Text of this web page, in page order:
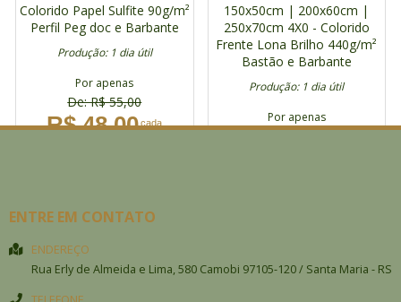
Colorido Papel Sulfite 90g/m²
Perfil Peg doc e Barbante
Produção: 1 dia útil
Por apenas
De: R$ 55,00
R$ 48,00cada
150x50cm | 200x60cm |
250x70cm 4X0 - Colorido
Frente Lona Brilho 440g/m²
Bastão e Barbante
Produção: 1 dia útil
Por apenas
ENTRE EM CONTATO
ENDEREÇO
Rua Erly de Almeida e Lima, 580 Camobi 97105-120/ Santa Maria - RS